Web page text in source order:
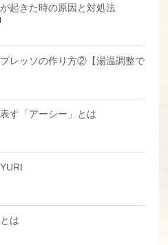
起きた時の原因と対処法
レッソの作り方②【湯温調整で
す「アーシー」とは
は